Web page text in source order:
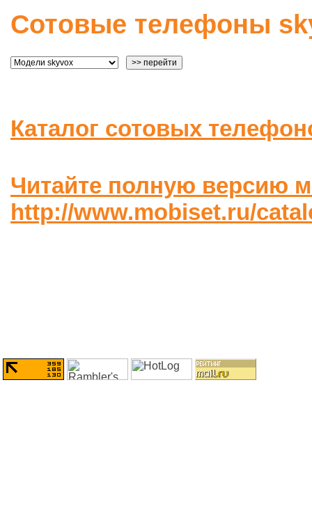
Сотовые телефоны
Каталог сотовых
Читайте полную версию
http://www.mobiset.ru/